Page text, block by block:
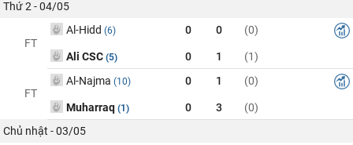
Thứ 2 - 04/05
FT
Al-Hidd (6) 0 0 (0)
Ali CSC (5) 0 1 (1)
FT
Al-Najma (10) 0 1 (0)
Muharraq (1) 0 3
(0)
Chủ nhật - 03/05